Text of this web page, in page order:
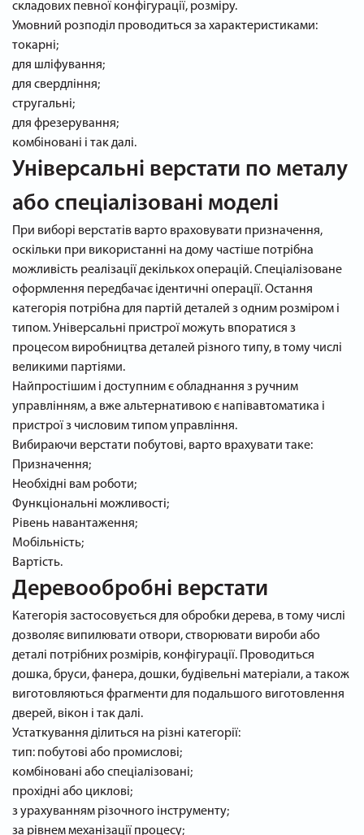
складових певної конфігурації, розміру.
Умовний розподіл проводиться за характеристиками:
токарні;
для шліфування;
для свердління;
стругальні;
для фрезерування;
комбіновані і так далі.
Універсальні верстати по металу
або спеціалізовані моделі
При виборі верстатів варто враховувати призначення,
оскільки при використанні на дому частіше потрібна
можливість реалізації декількох операцій. Спеціалізоване
оформлення передбачає ідентичні операції. Остання
категорія потрібна для партій деталей з одним розміром і
типом. Універсальні пристрої можуть впоратися з
процесом виробництва деталей різного типу, в тому числі
великими партіями.
Найпростішим і доступним є обладнання з ручним
управлінням, а вже альтернативою є напівавтоматика і
пристрої з числовим типом управління.
Вибираючи верстати побутові, варто врахувати таке:
Призначення;
Необхідні вам роботи;
Функціональні можливості;
Рівень навантаження;
Мобільність;
Вартість.
Деревообробні верстати
Категорія застосовується для обробки дерева, в тому числі
дозволяє випилювати отвори, створювати вироби або
деталі потрібних розмірів, конфігурації. Проводиться
дошка, бруси, фанера, дошки, будівельні матеріали, а також
виготовляються фрагменти для подальшого виготовлення
дверей, вікон і так далі.
Устаткування ділиться на різні категорії:
тип: побутові або промислові;
комбіновані або спеціалізовані;
прохідні або циклові;
з урахуванням різочного інструменту;
за рівнем механізації процесу;